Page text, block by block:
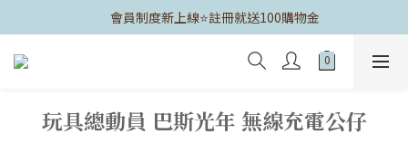
	會員制度新上線⭐️註冊就送100購物金
玩具總動員 巴斯光年 無線充電公仔